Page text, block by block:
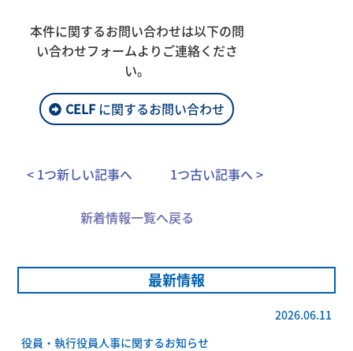
本件に関するお問い合わせは以下の問
い合わせフォームよりご連絡くださ
い。
CELFに関するお問い合わせ
< 1つ新しい記事へ 1つ古い記事へ >
新着情報一覧へ戻る
最新情報
2026.06.11
役員・執行役員人事に関するお知らせ